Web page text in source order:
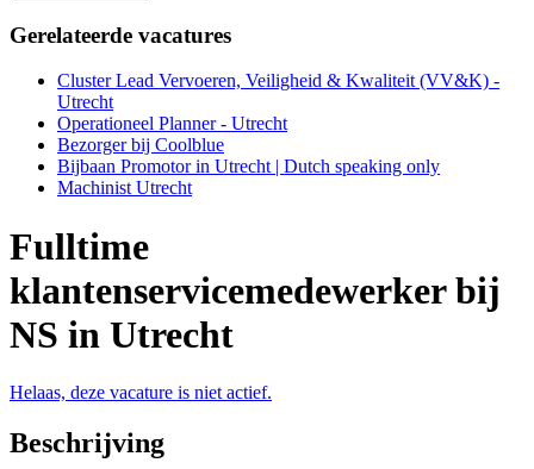
Gerelateerde vacatures
Cluster Lead Vervoeren, Veiligheid & Kwaliteit (VV&K) -
Utrecht
Operationeel Planner - Utrecht
Bezorger bij Coolblue
Bijbaan Promotor in Utrecht | Dutch speaking only
Machinist Utrecht
Fulltime
klantenservicemedewerker bij
NS in Utrecht
Helaas, deze vacature is niet actief.
Beschrijving